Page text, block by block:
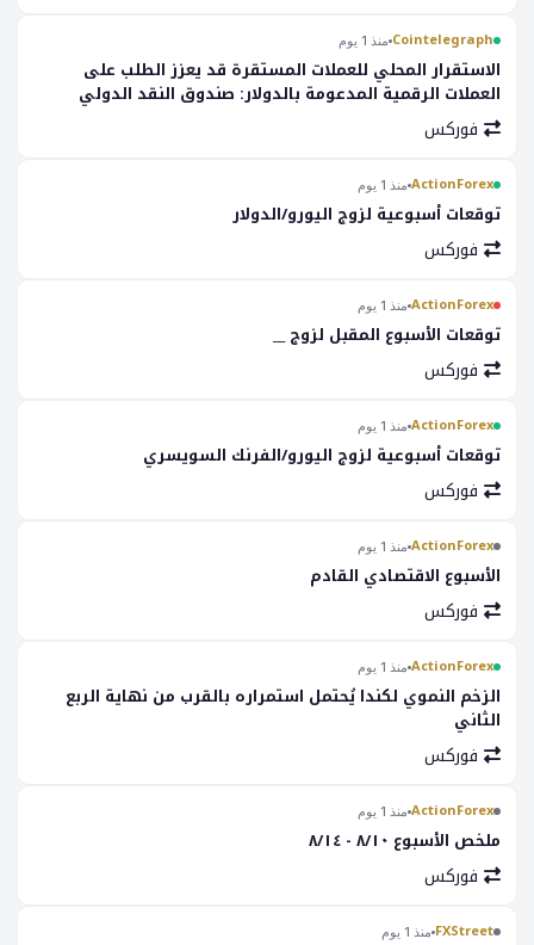
Cointelegraph منذ 1 يوم
الاستقرار المحلي للعملات المستقرة قد يعزز الطلب على
العملات الرقمية المدعومة بالدولار: صندوق النقد الدولي
فوركس
ActionForex منذ 1 يوم
توقعات أسبوعية لزوج اليورو/الدولار
فوركس
ActionForex منذ 1 يوم
توقعات الأسبوع المقبل لزوج __
فوركس
ActionForex منذ 1 يوم
توقعات أسبوعية لزوج اليورو/الفرنك السويسري
فوركس
ActionForex منذ 1 يوم
الأسبوع الاقتصادي القادم
فوركس
ActionForex منذ 1 يوم
الزخم النموي لكندا يُحتمل استمراره بالقرب من نهاية الربع
الثاني
فوركس
ActionForex منذ 1 يوم
ملخص الأسبوع ٨/١٠ - ٨/١٤
فوركس
FXStreet منذ 1 يوم